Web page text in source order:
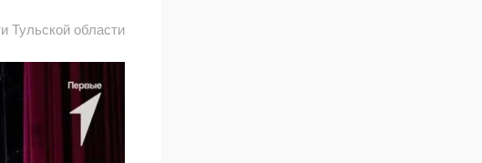
Тульской области